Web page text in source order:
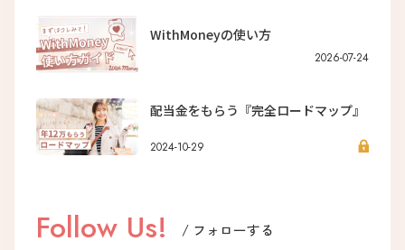
WithMoneyの使い方
2026-07-24
配当金をもらう『完全ロードマップ』
2024-10-29
Follow Us! / フォローする